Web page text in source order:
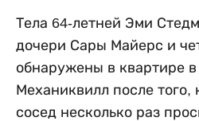
Тела 64-летней Эми
дочери Сары Майерс и
обнаружены в квартире в
Механиквилл после того,
сосед несколько раз